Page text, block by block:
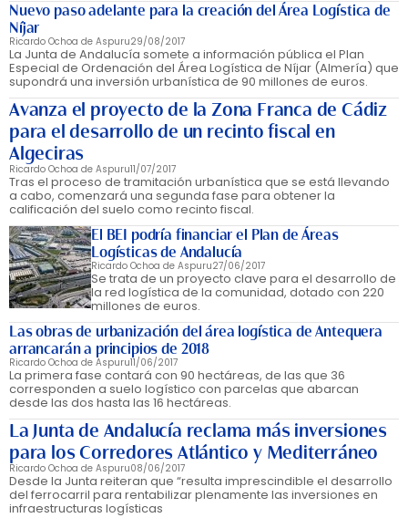
Nuevo paso adelante para la creación del Área Logística de
Níjar
Ricardo Ochoa de Aspuru29/08/2017
La Junta de Andalucía somete a información pública el Plan
Especial de Ordenación del Área Logística de Níjar (Almería) que
supondrá una inversión urbanística de 90 millones de euros.
Avanza el proyecto de la Zona Franca de Cádiz
para el desarrollo de un recinto fiscal en
Algeciras
Ricardo Ochoa de Aspuru11/07/2017
Tras el proceso de tramitación urbanística que se está llevando
a cabo, comenzará una segunda fase para obtener la
calificación del suelo como recinto fiscal.
El BEI podría financiar el Plan de Áreas
Logísticas de Andalucía
Ricardo Ochoa de Aspuru27/06/2017
Se trata de un proyecto clave para el desarrollo de
la red logística de la comunidad, dotado con 220
millones de euros.
Las obras de urbanización del área logística de Antequera
arrancarán a principios de 2018
Ricardo Ochoa de Aspuru11/06/2017
La primera fase contará con 90 hectáreas, de las que 36
corresponden a suelo logístico con parcelas que abarcan
desde las dos hasta las 16 hectáreas.
La Junta de Andalucía reclama más inversiones
para los Corredores Atlántico y Mediterráneo
Ricardo Ochoa de Aspuru08/06/2017
Desde la Junta reiteran que “resulta imprescindible el desarrollo
del ferrocarril para rentabilizar plenamente las inversiones en
infraestructuras logísticas